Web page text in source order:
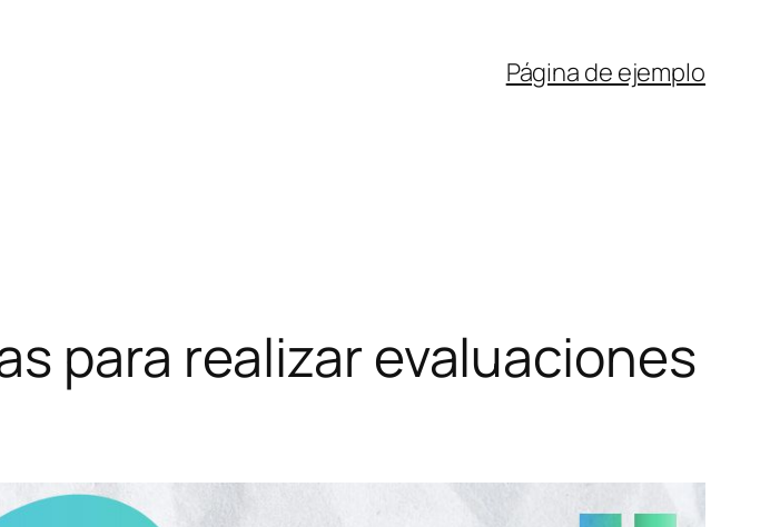
Página de ejemplo
para realizar evaluaciones